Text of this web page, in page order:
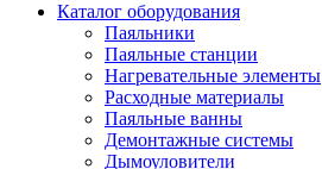
Каталог оборудования
Паяльники
Паяльные станции
Нагревательные элементы
Расходные материалы
Паяльные ванны
Демонтажные системы
Дымоуловители